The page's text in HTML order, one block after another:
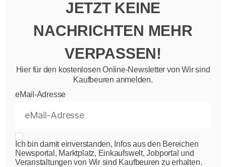
JETZT KEINE
NACHRICHTEN MEHR
VERPASSEN!
Hier für den kostenlosen Online-Newsletter von Wir sind
Kaufbeuren anmelden.
eMail-Adresse
Ich bin damit einverstanden, Infos aus den Bereichen
Newsportal, Marktplatz, Einkaufswelt, Jobportal und
Veranstaltungen von Wir sind Kaufbeuren zu erhalten.